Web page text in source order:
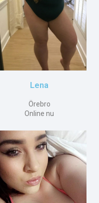
Lena
Örebro
Online nu